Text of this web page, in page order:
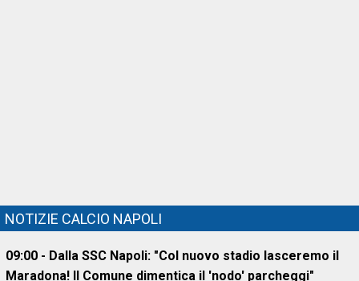
NOTIZIE CALCIO NAPOLI
09:00 - Dalla SSC Napoli: "Col nuovo stadio lasceremo il
Maradona! Il Comune dimentica il 'nodo' parcheggi"